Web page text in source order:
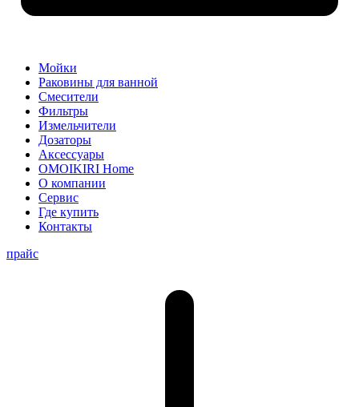
Мойки
Раковины для ванной
Смесители
Фильтры
Измельчители
Дозаторы
Аксессуары
OMOIKIRI Home
О компании
Сервис
Где купить
Контакты
прайс